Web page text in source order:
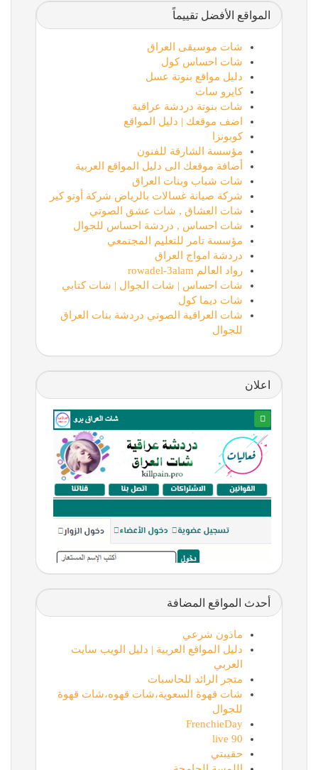
المواقع الأفضل تقييماً
شات موسيقى العراق
شات احساس كول
دليل مواقع بنوتة عسل
كايرو سات
شات بنوتة دردشة عراقية
اضف موقعك | دليل المواقع
كوبونزا
مؤسسة الشارقة للفنون
أضافة موقعك الى دليل المواقع العربية
شات شباب وبنات العراق
شركة صيانة غسالات بالرياض شركة أوتو كير
شات العشاق , شات عشق الصوتي
شات احساس , دردشة احساس للجوال
مؤسسة تامر للتعليم المجتمعي
دردشة امواج العراق
رواد العالم rowadel-3alam
شات احساس | شات الجوال | شات كتابي
شات ديما كول
شات العراقية الصوتي دردشة بنات العراق
للجوال
اعلان
أحدث المواقع المضافة
ماذون شرعي
دليل المواقع العربية | دليل الويب سايت
العربي
متجر الرائد للحاسبات
شات قهوة السعوية،شات قهوه،شات قهوة
للجوال
FrenchieDay
90 live
حقيبتي